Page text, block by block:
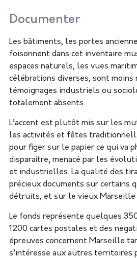
Documenter
Les bâtiments, les portes
foisonnent dans cet inventaire
espaces naturels, les vues
célébrations diverses, sont moins
témoignages industriels ou
totalement absents.
L’accent est plutôt mis sur les
les activités et fêtes
pour figer sur le papier ce qui va
disparaître, menacé par les
et industrielles. La qualité des
précieux documents sur certains
détruits, et sur le vieux Marseille
Le fonds représente quelques
1200 cartes postales et des
épreuves concernent Marseille
s’intéresse aux autres territoires